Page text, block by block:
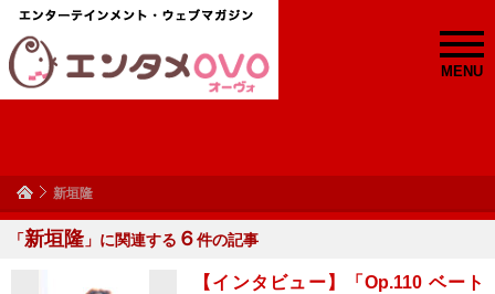
MENU
新垣隆
「新垣隆 」に関連する ６件の記事
【インタビュー】「Op.110 ベート